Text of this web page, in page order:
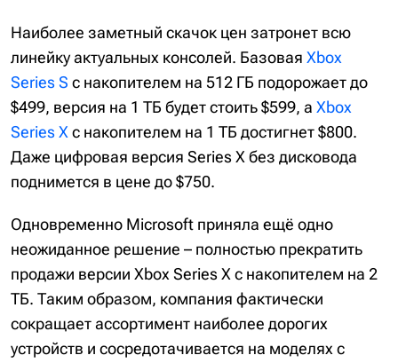
Наиболее заметный скачок цен затронет всю
линейку актуальных консолей. Базовая Xbox
Series S с накопителем на 512 ГБ подорожает до
$499, версия на 1 ТБ будет стоить $599, а Xbox
Series X с накопителем на 1 ТБ достигнет $800.
Даже цифровая версия Series X без дисковода
поднимется в цене до $750.
Одновременно Microsoft приняла ещё одно
неожиданное решение – полностью прекратить
продажи версии Xbox Series X с накопителем на 2
ТБ. Таким образом, компания фактически
сокращает ассортимент наиболее дорогих
устройств и сосредотачивается на моделях с